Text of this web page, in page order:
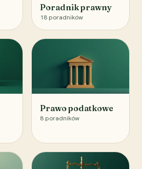
Poradnik prawny
18 poradników
Prawo podatkowe
8 poradników